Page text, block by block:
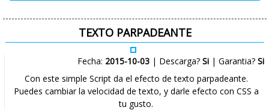
TEXTO PARPADEANTE
Fecha: 2015-10-03 | Descarga?Si | Garantia?Si
Con este simple Script da el efecto de texto parpadeante.
Puedes cambiar la velocidad de texto, y darle efecto con CSS a
tu gusto.